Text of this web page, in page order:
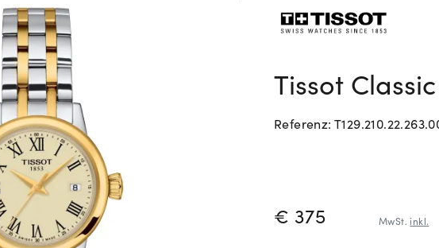
Tissot
Referenz:
€ 375 MwSt. inkl.